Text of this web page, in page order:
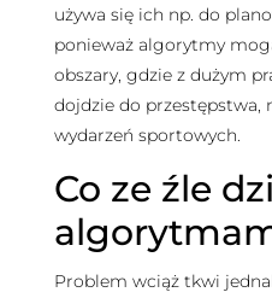
używa się ich np. do
ponieważ algorytmy
obszary, gdzie z dużym
dojdzie do przestępstwa,
wydarzeń sportowych.
Co ze źle
Problem wciąż tkwi